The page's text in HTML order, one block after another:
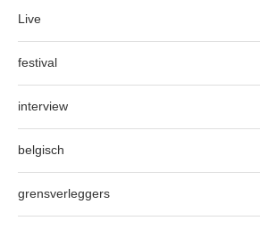
Live
festival
interview
belgisch
grensverleggers